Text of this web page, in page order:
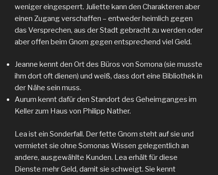
weniger eingesperrt. Juliette kann den Charakteren aber
einen Zugang verschaffen – entweder heimlich gegen
das Versprechen, aus der Stadt gebracht zu werden oder
aber offen beim Gnom gegen entsprechend viel Geld.
Jeanne kennt den Ort des Büros von Somona (sie musste
ihm dort oft dienen) und weiß, dass dort eine Bibliothek in
der Nähe sein muss.
Aurum kennt dafür den Standort des Geheimganges im
Keller zum Haus von Philipp Nather.
Lea ist ein Sonderfall. Der fette Gnom steht auf sie und
vermietet sie ohne Somonas Wissen gelegentlich an
andere, ausgewählte Kunden. Lea erhält für diese
Dienste mehr Geld, damit sie schweigt. Sie kennt